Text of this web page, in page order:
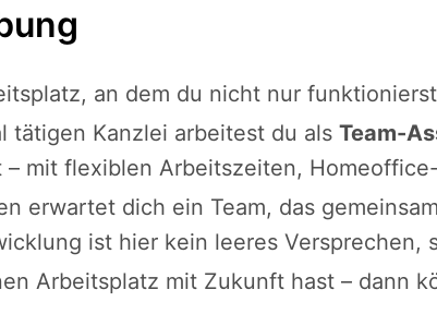
an dem du nicht nur
tätigen Kanzlei arbeitest du als Team-
– mit flexiblen Arbeitszeiten,
erwartet dich ein Team, das
ist hier kein leeres Versprechen,
Arbeitsplatz mit Zukunft hast – dann